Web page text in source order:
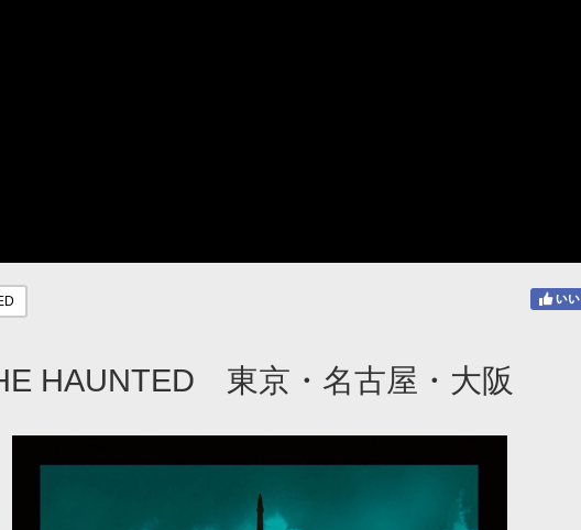
HAUNTED 東京・名古屋・大阪